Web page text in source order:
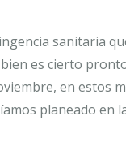
sanitaria
es cierto
en estos
planeado en